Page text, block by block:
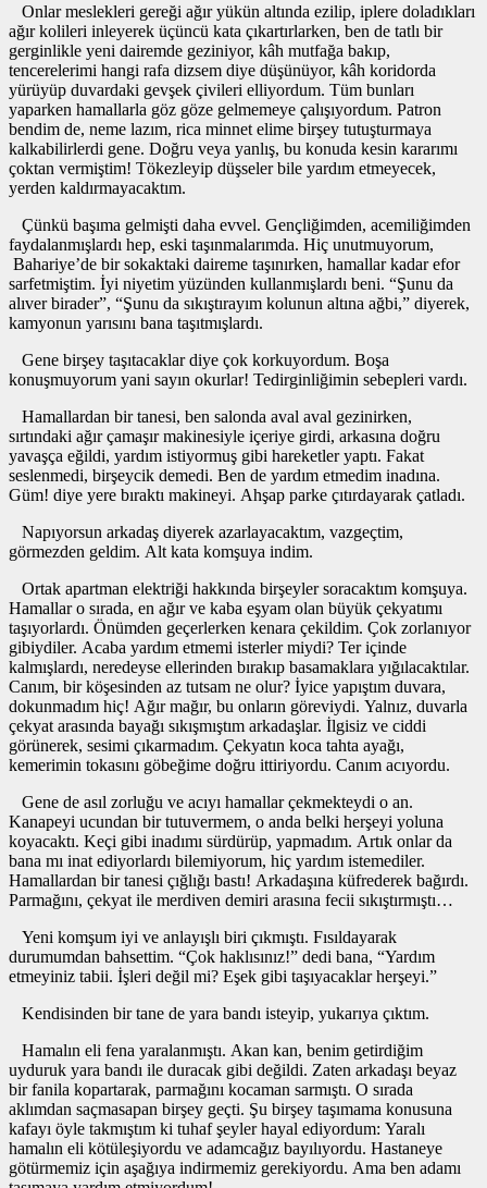
Onlar meslekleri gereği ağır yükün altında ezilip, iplere doladıkları
ağır kolileri inleyerek üçüncü kata çıkartırlarken, ben de tatlı bir
gerginlikle yeni dairemde geziniyor, kâh mutfağa bakıp,
tencerelerimi hangi rafa dizsem diye düşünüyor, kâh koridorda
yürüyüp duvardaki gevşek çivileri elliyordum. Tüm bunları
yaparken hamallarla göz göze gelmemeye çalışıyordum. Patron
bendim de, neme lazım, rica minnet elime birşey tutuşturmaya
kalkabilirlerdi gene. Doğru veya yanlış, bu konuda kesin kararımı
çoktan vermiştim! Tökezleyip düşseler bile yardım etmeyecek,
yerden kaldırmayacaktım.
Çünkü başıma gelmişti daha evvel. Gençliğimden, acemiliğimden
faydalanmışlardı hep, eski taşınmalarımda. Hiç unutmuyorum,
Bahariye’de bir sokaktaki daireme taşınırken, hamallar kadar efor
sarfetmiştim. İyi niyetim yüzünden kullanmışlardı beni. “Şunu da
alıver birader”, “Şunu da sıkıştırayım kolunun altına ağbi,” diyerek,
kamyonun yarısını bana taşıtmışlardı.
Gene birşey taşıtacaklar diye çok korkuyordum. Boşa
konuşmuyorum yani sayın okurlar! Tedirginliğimin sebepleri vardı.
Hamallardan bir tanesi, ben salonda aval aval gezinirken,
sırtındaki ağır çamaşır makinesiyle içeriye girdi, arkasına doğru
yavaşça eğildi, yardım istiyormuş gibi hareketler yaptı. Fakat
seslenmedi, birşeycik demedi. Ben de yardım etmedim inadına.
Güm! diye yere bıraktı makineyi. Ahşap parke çıtırdayarak çatladı.
Napıyorsun arkadaş diyerek azarlayacaktım, vazgeçtim,
görmezden geldim. Alt kata komşuya indim.
Ortak apartman elektriği hakkında birşeyler soracaktım komşuya.
Hamallar o sırada, en ağır ve kaba eşyam olan büyük çekyatımı
taşıyorlardı. Önümden geçerlerken kenara çekildim. Çok zorlanıyor
gibiydiler. Acaba yardım etmemi isterler miydi? Ter içinde
kalmışlardı, neredeyse ellerinden bırakıp basamaklara yığılacaktılar.
Canım, bir köşesinden az tutsam ne olur? İyice yapıştım duvara,
dokunmadım hiç! Ağır mağır, bu onların göreviydi. Yalnız, duvarla
çekyat arasında bayağı sıkışmıştım arkadaşlar. İlgisiz ve ciddi
görünerek, sesimi çıkarmadım. Çekyatın koca tahta ayağı,
kemerimin tokasını göbeğime doğru ittiriyordu. Canım acıyordu.
Gene de asıl zorluğu ve acıyı hamallar çekmekteydi o an.
Kanapeyi ucundan bir tutuvermem, o anda belki herşeyi yoluna
koyacaktı. Keçi gibi inadımı sürdürüp, yapmadım. Artık onlar da
bana mı inat ediyorlardı bilemiyorum, hiç yardım istemediler.
Hamallardan bir tanesi çığlığı bastı! Arkadaşına küfrederek bağırdı.
Parmağını, çekyat ile merdiven demiri arasına fecii sıkıştırmıştı…
Yeni komşum iyi ve anlayışlı biri çıkmıştı. Fısıldayarak
durumumdan bahsettim. “Çok haklısınız!” dedi bana, “Yardım
etmeyiniz tabii. İşleri değil mi? Eşek gibi taşıyacaklar herşeyi.”
Kendisinden bir tane de yara bandı isteyip, yukarıya çıktım.
Hamalın eli fena yaralanmıştı. Akan kan, benim getirdiğim
uyduruk yara bandı ile duracak gibi değildi. Zaten arkadaşı beyaz
bir fanila kopartarak, parmağını kocaman sarmıştı. O sırada
aklımdan saçmasapan birşey geçti. Şu birşey taşımama konusuna
kafayı öyle takmıştım ki tuhaf şeyler hayal ediyordum: Yaralı
hamalın eli kötüleşiyordu ve adamcağız bayılıyordu. Hastaneye
götürmemiz için aşağıya indirmemiz gerekiyordu. Ama ben adamı